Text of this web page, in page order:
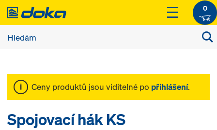
0
Ceny produktů jsou viditelné po přihlášení.
Spojovací hák KS